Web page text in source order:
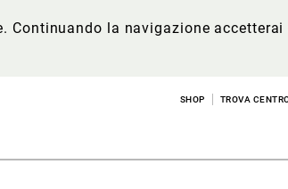
Continuando la navigazione
SHOP TROVA